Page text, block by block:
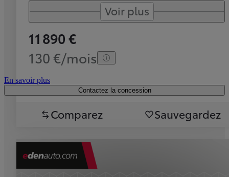
Voir plus
11 890 €
130 €/mois
En savoir plus
Contactez la concession
Comparez Sauvegardez